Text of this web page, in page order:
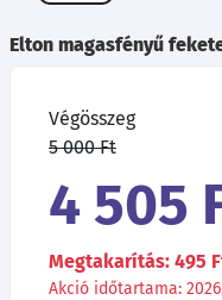
Elton magasfényű
Végösszeg
5 000 Ft
4 505
Megtakarítás: 495
Akció időtartama: